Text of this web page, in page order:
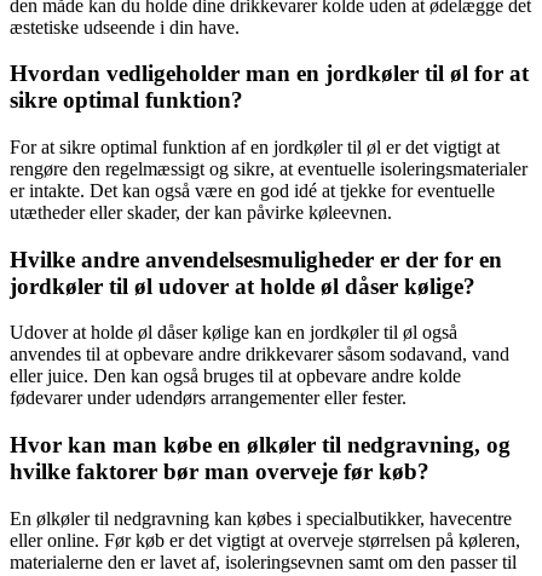
den måde kan du holde dine drikkevarer kolde uden at ødelægge det
æstetiske udseende i din have.
Hvordan vedligeholder man en jordkøler til øl for at
sikre optimal funktion?
For at sikre optimal funktion af en jordkøler til øl er det vigtigt at
rengøre den regelmæssigt og sikre, at eventuelle isoleringsmaterialer
er intakte. Det kan også være en god idé at tjekke for eventuelle
utætheder eller skader, der kan påvirke køleevnen.
Hvilke andre anvendelsesmuligheder er der for en
jordkøler til øl udover at holde øl dåser kølige?
Udover at holde øl dåser kølige kan en jordkøler til øl også
anvendes til at opbevare andre drikkevarer såsom sodavand, vand
eller juice. Den kan også bruges til at opbevare andre kolde
fødevarer under udendørs arrangementer eller fester.
Hvor kan man købe en ølkøler til nedgravning, og
hvilke faktorer bør man overveje før køb?
En ølkøler til nedgravning kan købes i specialbutikker, havecentre
eller online. Før køb er det vigtigt at overveje størrelsen på køleren,
materialerne den er lavet af, isoleringsevnen samt om den passer til